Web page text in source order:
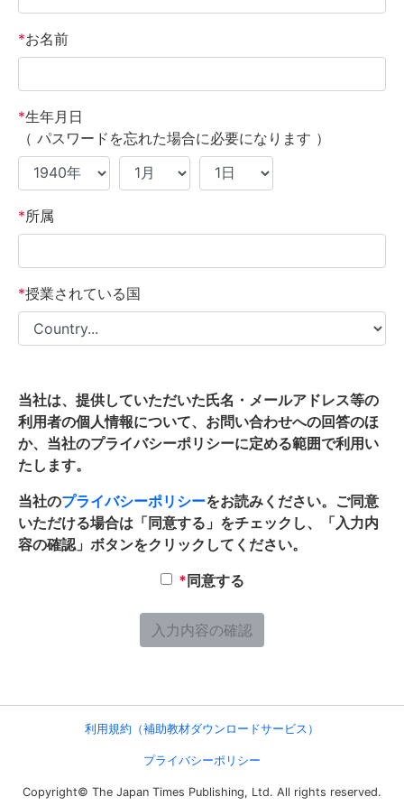
*お名前
*生年月日
（ パスワードを忘れた場合に必要になります ）
*所属
*授業されている国
当社は、提供していただいた氏名・メールアドレス等の
利用者の個人情報について、お問い合わせへの回答のほ
か、当社のプライバシーポリシーに定める範囲で利用い
たします。
当社のプライバシーポリシーをお読みください。ご同意
いただける場合は「同意する」をチェックし、「入力内
容の確認」ボタンをクリックしてください。
*同意する
利⽤規約（補助教材ダウンロードサービス）
プライバシーポリシー
Copyright© The Japan Times Publishing, Ltd. All rights reserved.